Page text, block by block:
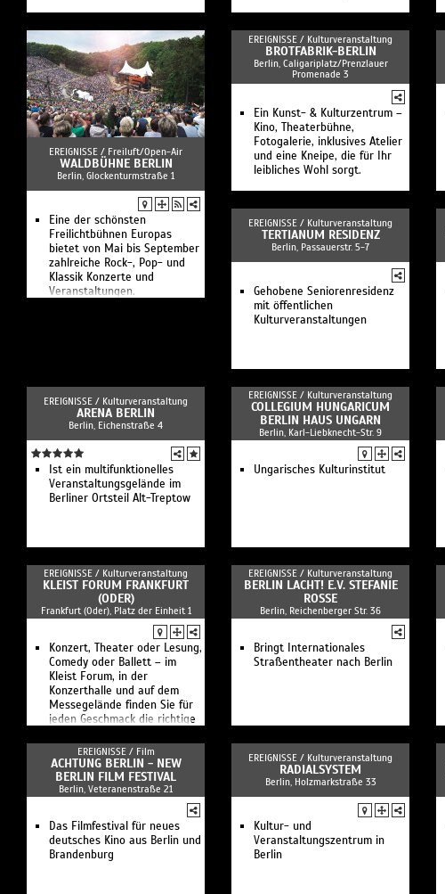
Chineke! Orchestra / Cape
Town Opera
Deutsches Symphonie-
Orchester Berlin I
Berliner Philharmoniker II
Ensemble Modern / Neue
Vocalsolisten Stuttgart / SWR
Experimentalstudio
Salzburger
Marionettentheater
Late Night Berliner
Philharmoniker
Education-Veranstaltung Nō-
Theater
RIAS Kammerchor Berlin II /
Deutsches Symphonie-
Orchester Berlin II
Die weltbestern
EREIGNISSE / Freiluft/Open-Air
WALDBÜHNE BERLIN
Berlin, Glockenturmstraße 1
Eine der schönsten
Freilichtbühnen Europas
bietet von Mai bis September
zahlreiche Rock-, Pop- und
Klassik Konzerte und
Veranstaltungen.
EREIGNISSE / Kulturveranstaltung
BROTFABRIK-BERLIN
Berlin, Caligariplatz/Prenzlauer
Promenade 3
Ein Kunst- & Kulturzentrum –
Kino, Theaterbühne,
Fotogalerie, inklusives Atelier
und eine Kneipe, die für Ihr
leibliches Wohl sorgt.
EREIGNISSE / Kulturveranstaltung
TERTIANUM RESIDENZ
Berlin, Passauerstr. 5-7
Gehobene Seniorenresidenz
mit öffentlichen
Kulturveranstaltungen
EREIGNISSE / Kulturveranstaltung
ARENA BERLIN
Berlin, Eichenstraße 4
Ist ein multifunktionelles
Veranstaltungsgelände im
Berliner Ortsteil Alt-Treptow
EREIGNISSE / Kulturveranstaltung
COLLEGIUM HUNGARICUM
BERLIN HAUS UNGARN
Berlin, Karl-Liebknecht-Str. 9
Ungarisches Kulturinstitut
EREIGNISSE / Kulturveranstaltung
KLEIST FORUM FRANKFURT
(ODER)
Frankfurt (Oder), Platz der Einheit 1
Konzert, Theater oder Lesung,
Comedy oder Ballett – im
Kleist Forum, in der
Konzerthalle und auf dem
Messegelände finden Sie für
jeden Geschmack die richtige
EREIGNISSE / Kulturveranstaltung
BERLIN LACHT! E.V. STEFANIE
ROSSE
Berlin, Reichenberger Str. 36
Bringt Internationales
Straßentheater nach Berlin
EREIGNISSE / Film
ACHTUNG BERLIN - NEW
BERLIN FILM FESTIVAL
Berlin, Veteranenstraße 21
Das Filmfestival für neues
deutsches Kino aus Berlin und
Brandenburg
EREIGNISSE / Kulturveranstaltung
RADIALSYSTEM
Berlin, Holzmarkstraße 33
Kultur- und
Veranstaltungszentrum in
Berlin